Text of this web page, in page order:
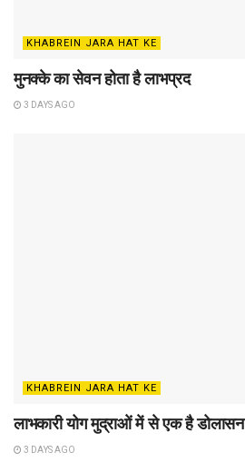
KHABREIN JARA HAT KE
मुनक्के का सेवन होता है लाभप्रद
3 DAYS AGO
KHABREIN JARA HAT KE
लाभकारी योग मुद्राओं में से एक है डोलासन
3 DAYS AGO